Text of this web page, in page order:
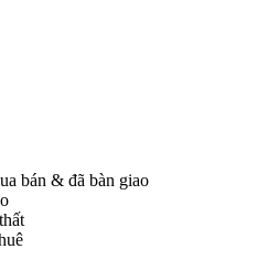
bán & đã bàn giao